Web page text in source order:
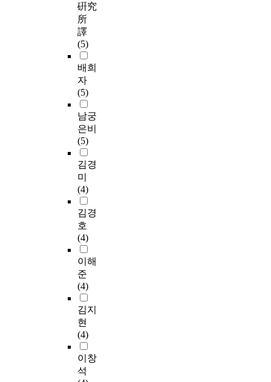
硏究
所
譯
(5)
배희
자
(5)
남궁
은비
(5)
김경
미
(4)
김경
호
(4)
이해
준
(4)
김지
현
(4)
이창
석